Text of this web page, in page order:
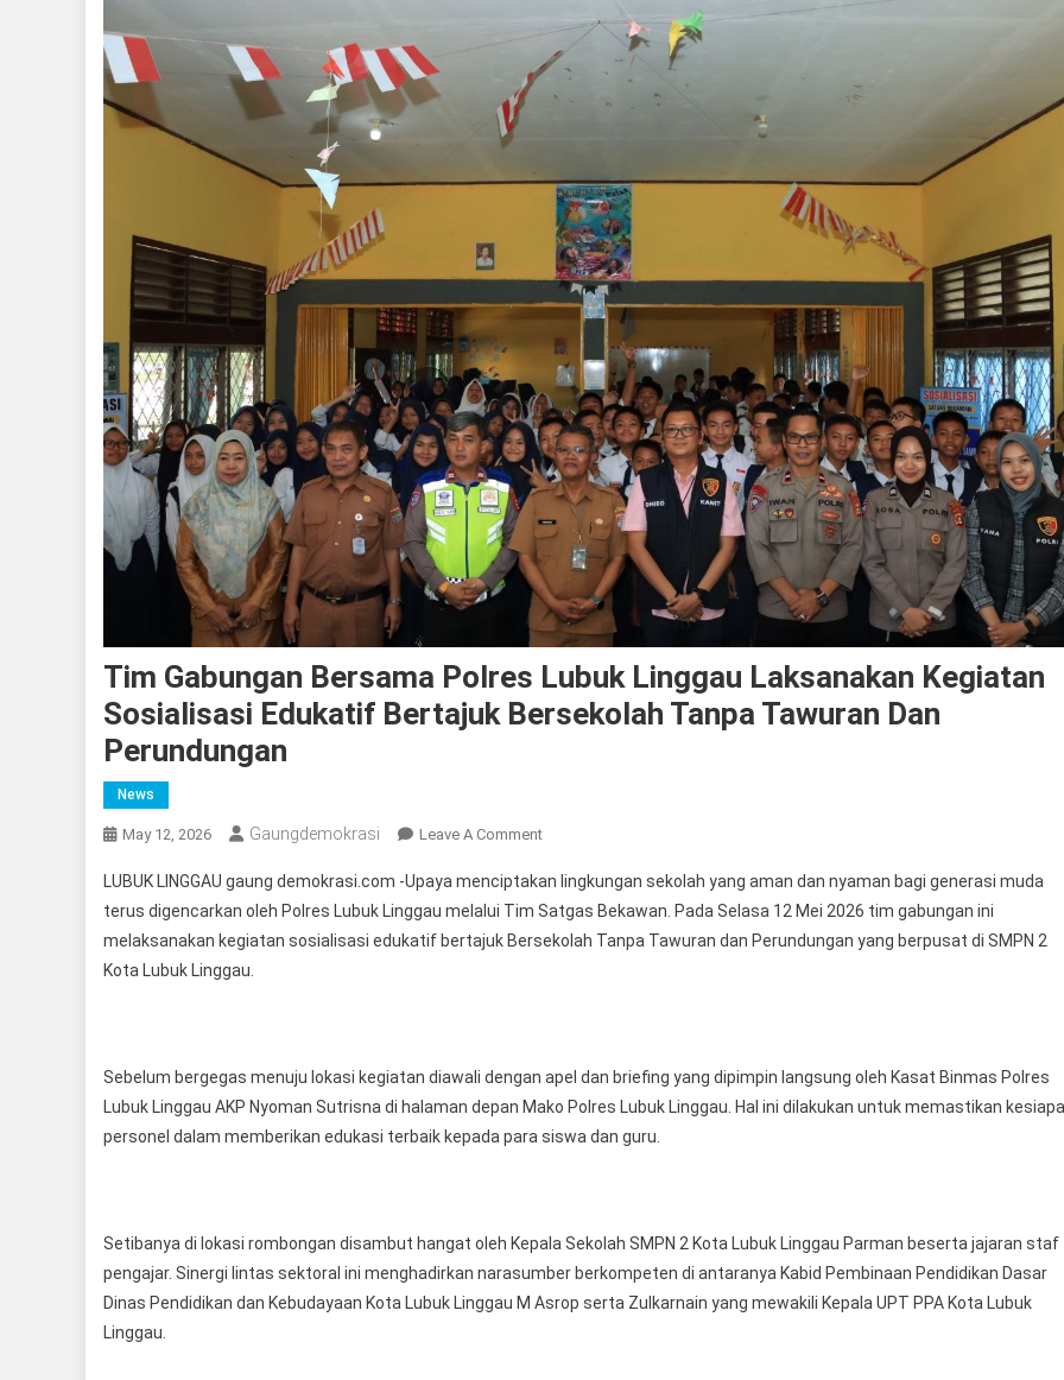
Tim Gabungan Bersama Polres Lubuk Linggau Laksanakan Kegiatan
Sosialisasi Edukatif Bertajuk Bersekolah Tanpa Tawuran Dan
Perundungan
News
May 12, 2026 Gaungdemokrasi Leave A CommentOn
Gabungan
Bersama
Polres
Sosialisasi
Edukatif
Bertajuk
Dan
Perundungan
LUBUK LINGGAU gaung demokrasi.com -Upaya menciptakan lingkungan sekolah yang aman dan nyaman bagi generasi muda
terus digencarkan oleh Polres Lubuk Linggau melalui Tim Satgas Bekawan. Pada Selasa 12 Mei 2026 tim gabungan ini
melaksanakan kegiatan sosialisasi edukatif bertajuk Bersekolah Tanpa Tawuran dan Perundungan yang berpusat di SMPN 2
Kota Lubuk Linggau.
Sebelum bergegas menuju lokasi kegiatan diawali dengan apel dan briefing yang dipimpin langsung oleh Kasat Binmas Polres
Lubuk Linggau AKP Nyoman Sutrisna di halaman depan Mako Polres Lubuk Linggau. Hal ini dilakukan untuk memastikan
personel dalam memberikan edukasi terbaik kepada para siswa dan guru.
Setibanya di lokasi rombongan disambut hangat oleh Kepala Sekolah SMPN 2 Kota Lubuk Linggau Parman beserta jajaran staf
pengajar. Sinergi lintas sektoral ini menghadirkan narasumber berkompeten di antaranya Kabid Pembinaan Pendidikan Dasar
Dinas Pendidikan dan Kebudayaan Kota Lubuk Linggau M Asrop serta Zulkarnain yang mewakili Kepala UPT PPA Kota Lubuk
Linggau.